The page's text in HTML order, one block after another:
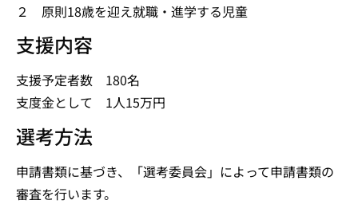
２ 原則18歳を迎え就職・進学する児童
支援内容
支援予定者数 180名
支度金として 1人15万円
選考方法
申請書類に基づき、「選考委員会」によって申請書類の
審査を行います。